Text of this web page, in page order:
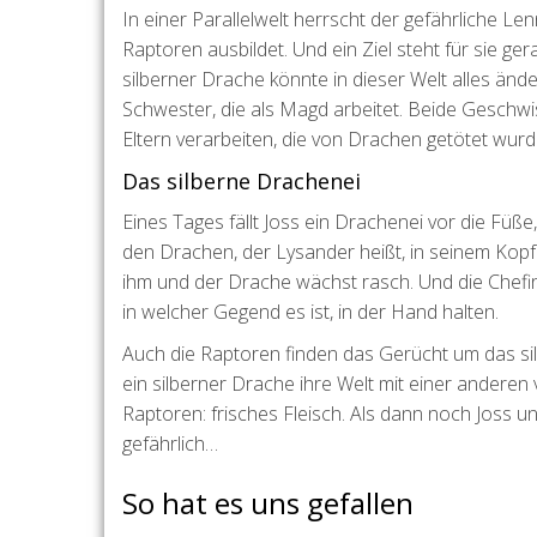
In einer Parallelwelt herrscht der gefährliche
Raptoren ausbildet. Und ein Ziel steht für sie
silberner Drache könnte in dieser Welt alles
Schwester, die als Magd arbeitet. Beide
Eltern verarbeiten, die von Drachen getötet
Das silberne Drachenei
Eines Tages fällt Joss ein Drachenei vor die
den Drachen, der Lysander heißt, in seinem
ihm und der Drache wächst rasch. Und die
in welcher Gegend es ist, in der Hand halten.
Auch die Raptoren finden das Gerücht um das
ein silberner Drache ihre Welt mit einer
Raptoren: frisches Fleisch. Als dann noch Joss
gefährlich…
So hat es uns gefallen